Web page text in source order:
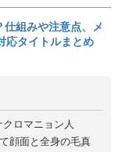
仕組みや注意点、メ
応タイトルまとめ
ロマニョン人
顔面と全身の毛真